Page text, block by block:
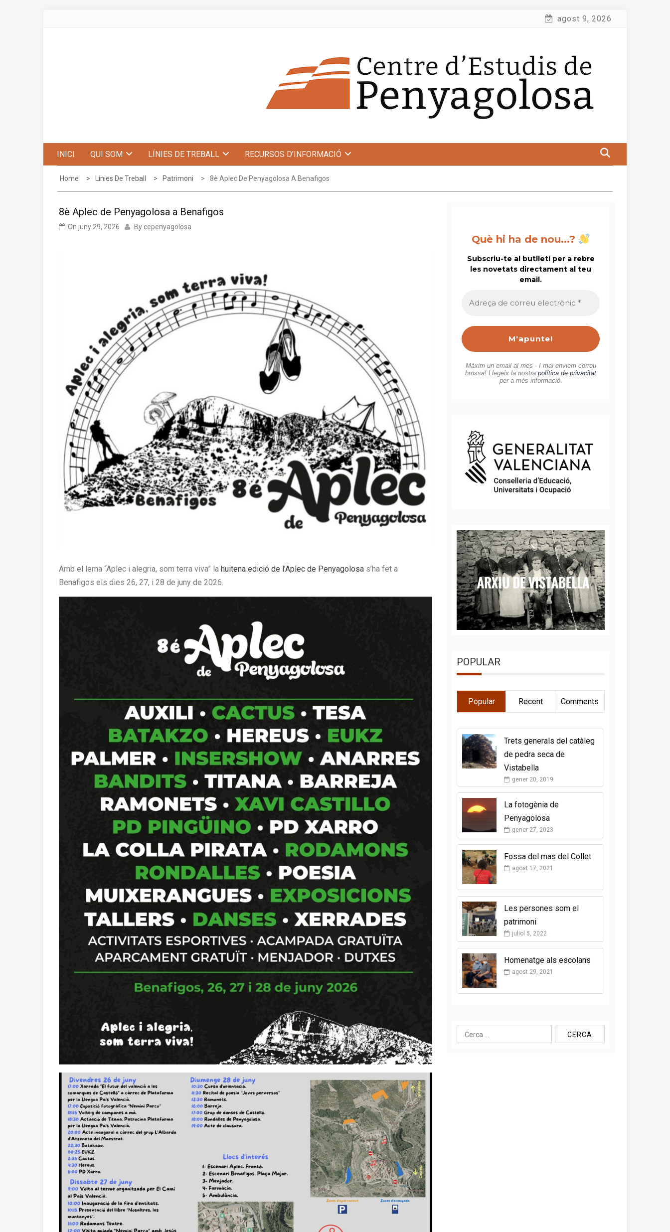
agost 9, 2026
INICI QUI SOM LÍNIES DE TREBALL RECURSOS D’INFORMACIÓ
Home Línies De Treball Patrimoni 8è Aplec De Penyagolosa A Benafigos
8è Aplec de Penyagolosa a Benafigos
On juny 29, 2026 By cepenyagolosa
Amb el lema “Aplec i alegria, som terra viva” la huitena edició de l’Aplec de Penyagolosa s’ha fet a
Benafigos els dies 26, 27, i 28 de juny de 2026.
Què hi ha de nou...?
Subscriu-te al butlletí per a rebre
les novetats directament al teu
email.
de
*
Màxim un email al mes · I mai enviem correu
brossa! Llegeix la nostrapolítica de privacitat
per a més informació.
POPULAR
Popular Recent Comments
Trets generals del catàleg
de pedra seca de
Vistabella
gener 20, 2019
La fotogènia de
Penyagolosa
gener 27, 2023
Fossa del mas del Collet
agost 17, 2021
Les persones som el
patrimoni
juliol 5, 2022
Homenatge als escolans
agost 29, 2021
Cerca: